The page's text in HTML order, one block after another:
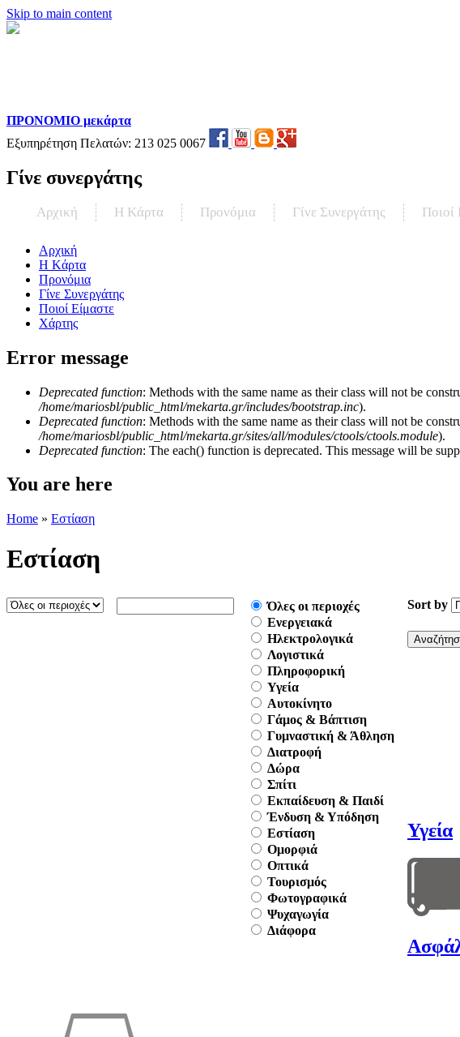
Skip to main content
ΠΡΟΝΟΜΙΟ μεκάρτα
Εξυπηρέτηση Πελατών: 213 025 0067
Γίνε συνεργάτης
Αρχική Η Kάρτα Προνόμια Γίνε Συνεργάτης Ποιοί
Αρχική
Η Kάρτα
Προνόμια
Γίνε Συνεργάτης
Ποιοί Είμαστε
Χάρτης
Error message
Deprecated function: Methods with the same name as their class will not be
/home/mariosbl/public_html/mekarta.gr/includes/bootstrap.inc).
Deprecated function: Methods with the same name as their class will not be
/home/mariosbl/public_html/mekarta.gr/sites/all/modules/ctools/ctools.module).
Deprecated function: The each() function is deprecated. This message will be
You are here
Home » Εστίαση
Εστίαση
Όλες οι περιοχές
Ενεργειακά
Ηλεκτρολογικά
Λογιστικά
Πληροφορική
Υγεία
Aυτοκίνητο
Γάμος & Βάπτιση
Γυμναστική & Άθληση
Διατροφή
Δώρα
Σπίτι
Εκπαίδευση & Παιδί
Ένδυση & Υπόδηση
Εστίαση
Ομορφιά
Οπτικά
Τουρισμός
Φωτογραφικά
Ψυχαγωγία
Διάφορα
Sort by
Υγεία